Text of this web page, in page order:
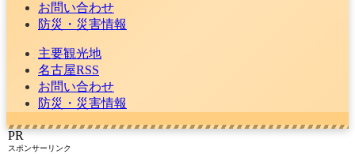
お問い合わせ
防災・災害情報
主要観光地
名古屋RSS
お問い合わせ
防災・災害情報
PR
スポンサーリンク